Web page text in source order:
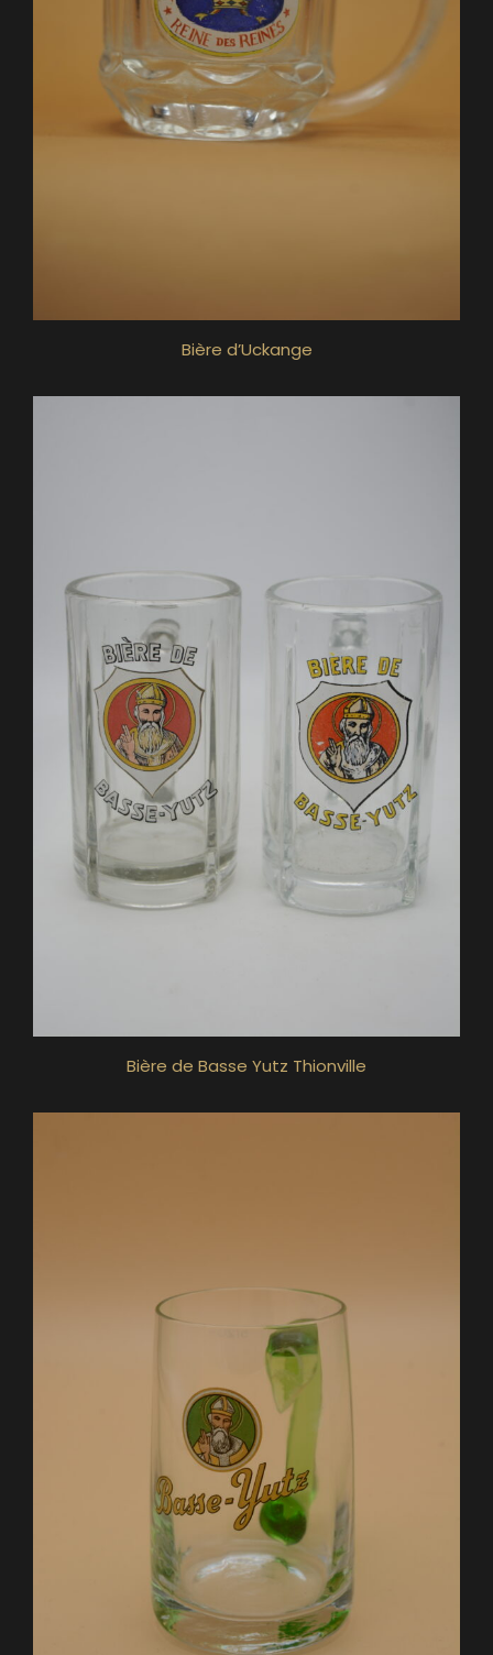
Bière d’Uckange
Bière de Basse Yutz Thionville